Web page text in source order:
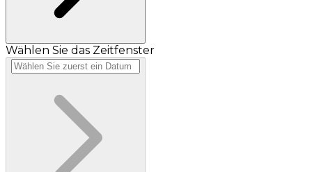
Wählen Sie das Zeitfenster